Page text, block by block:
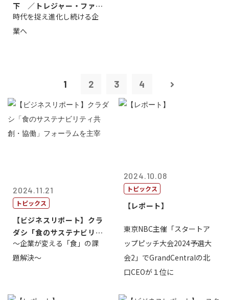
下 ／トレジャー・ファク
トリー社長野坂...
時代を捉え進化し続ける企
業へ
1 2 3 4
2024.11.21
トピックス
【ビジネスリポート】クラ
ダシ「食のサステナビリテ
ィ共創・協働...
～企業が変える「食」の課
題解決～
2024.10.08
トピックス
【レポート】
東京NBC主催「スタートア
ップピッチ大会2024予選大
会2」でGrandCentralの北
口CEOが１位に